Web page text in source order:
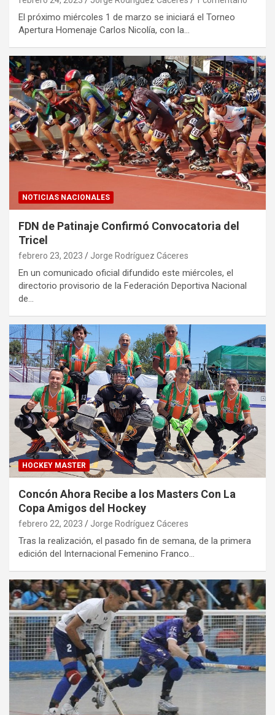
El próximo miércoles 1 de marzo se iniciará el Torneo
Apertura Homenaje Carlos Nicolía, con la…
NOTICIAS NACIONALES
FDN de Patinaje Confirmó Convocatoria del
Tricel
febrero 23, 2023 Jorge Rodríguez Cáceres
En un comunicado oficial difundido este miércoles, el
directorio provisorio de la Federación Deportiva Nacional
de…
HOCKEY MASTER
Concón Ahora Recibe a los Masters Con La
Copa Amigos del Hockey
febrero 22, 2023 Jorge Rodríguez Cáceres
Tras la realización, el pasado fin de semana, de la primera
edición del Internacional Femenino Franco…